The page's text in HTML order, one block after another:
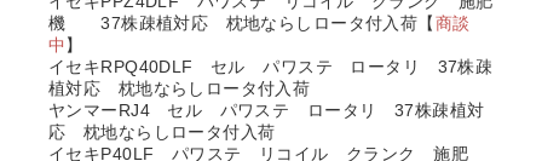
機 37株疎植対応 枕地ならしロータ付入荷【商談
中 】
イセキRPQ40DLF セル パワステ ロータリ 37株疎
植対応 枕地ならしロータ付入荷
ヤンマーRJ4 セル パワステ ロータリ 37株疎植対
応 枕地ならしロータ付入荷
イセキP40LF パワステ リコイル クランク 施肥